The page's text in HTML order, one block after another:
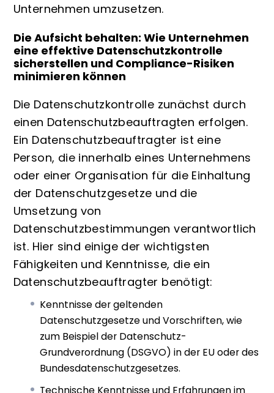
Unternehmen umzusetzen.
Die Aufsicht behalten: Wie Unternehmen
eine effektive Datenschutzkontrolle
sicherstellen und Compliance-Risiken
minimieren können
Die Datenschutzkontrolle zunächst durch
einen Datenschutzbeauftragten erfolgen.
Ein Datenschutzbeauftragter ist eine
Person, die innerhalb eines Unternehmens
oder einer Organisation für die Einhaltung
der Datenschutzgesetze und die
Umsetzung von
Datenschutzbestimmungen verantwortlich
ist. Hier sind einige der wichtigsten
Fähigkeiten und Kenntnisse, die ein
Datenschutzbeauftragter benötigt:
Kenntnisse der geltenden
Datenschutzgesetze und Vorschriften, wie
zum Beispiel der Datenschutz-
Grundverordnung (DSGVO) in der EU oder des
Bundesdatenschutzgesetzes.